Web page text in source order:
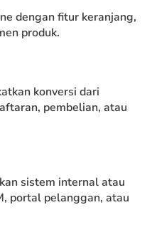
dengan fitur keranjang,
produk.
konversi dari
pembelian, atau
sistem internal atau
portal pelanggan, atau